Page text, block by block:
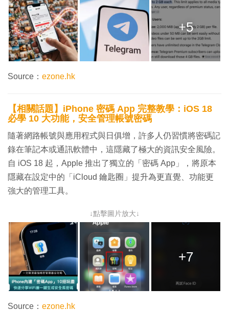
+5
Source： ezone.hk
【相關話題】iPhone 密碼 App 完整教學：iOS 18
必學 10 大功能，安全管理帳號密碼
隨著網路帳號與應用程式與日俱增，許多人仍習慣將密碼記
錄在筆記本或通訊軟體中，這隱藏了極大的資訊安全風險。
自 iOS 18 起，Apple 推出了獨立的「密碼 App」，將原本
隱藏在設定中的「iCloud 鑰匙圈」提升為更直覺、功能更
強大的管理工具。
↓點擊圖片放大↓
+7
Source： ezone.hk